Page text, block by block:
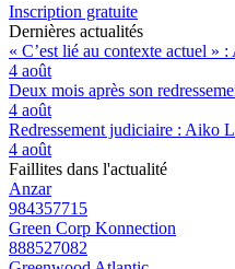
Inscription gratuite
Dernières actualités
« C’est lié au contexte actuel »
4 août
Deux mois après son
4 août
Redressement judiciaire : Aiko
4 août
Faillites dans l'actualité
Anzar
984357715
Green Corp Konnection
888527082